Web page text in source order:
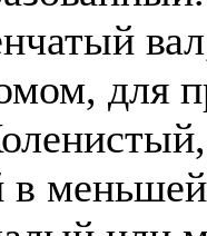
для
в